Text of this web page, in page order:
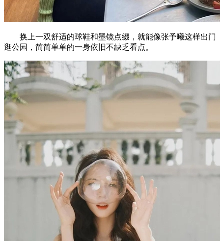
换上一双舒适的球鞋和墨镜点缀，就能像张予曦这样出门
逛公园，简简单单的一身依旧不缺乏看点。